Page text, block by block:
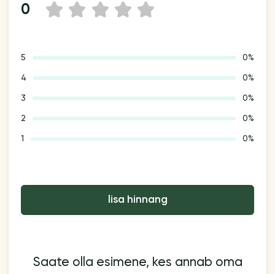
0 5
4
3
2
1
5 0%
4 0%
3 0%
2 0%
1 0%
lisa hinnang
Saate olla esimene, kes annab oma